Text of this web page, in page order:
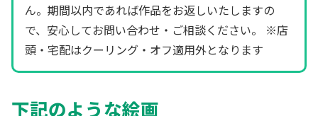
ん。期間以内であれば作品をお返しいたしますの
で、安心してお問い合わせ・ご相談ください。 ※店
頭・宅配はクーリング・オフ適用外となります
下記のような絵画